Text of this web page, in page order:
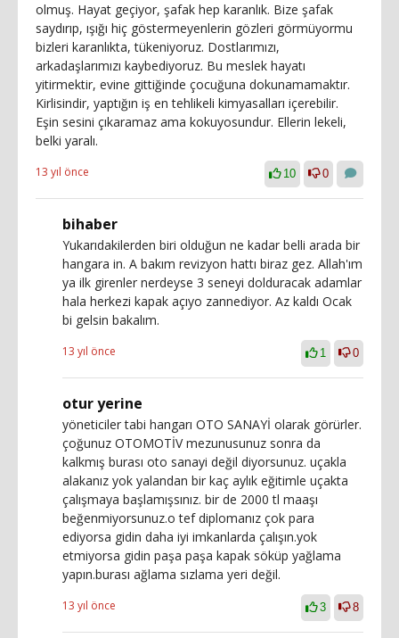
olmuş. Hayat geçiyor, şafak hep karanlık. Bize şafak
saydırıp, ışığı hiç göstermeyenlerin gözleri görmüyormu
bizleri karanlıkta, tükeniyoruz. Dostlarımızı,
arkadaşlarımızı kaybediyoruz. Bu meslek hayatı
yitirmektir, evine gittiğinde çocuğuna dokunamamaktır.
Kirlisindir, yaptığın iş en tehlikeli kimyasalları içerebilir.
Eşin sesini çıkaramaz ama kokuyosundur. Ellerin lekeli,
belki yaralı.
13 yıl önce 10 0
bihaber
Yukarıdakilerden biri olduğun ne kadar belli arada bir
hangara in. A bakım revizyon hattı biraz gez. Allah'ım
ya ilk girenler nerdeyse 3 seneyi dolduracak adamlar
hala herkezi kapak açıyo zannediyor. Az kaldı Ocak
bi gelsin bakalım.
13 yıl önce 1 0
otur yerine
yöneticiler tabi hangarı OTO SANAYİ olarak görürler.
çoğunuz OTOMOTİV mezunusunuz sonra da
kalkmış burası oto sanayi değil diyorsunuz. uçakla
alakanız yok yalandan bir kaç aylık eğitimle uçakta
çalışmaya başlamışsınız. bir de 2000 tl maaşı
beğenmiyorsunuz.o tef diplomanız çok para
ediyorsa gidin daha iyi imkanlarda çalışın.yok
etmiyorsa gidin paşa paşa kapak söküp yağlama
yapın.burası ağlama sızlama yeri değil.
13 yıl önce 3 8